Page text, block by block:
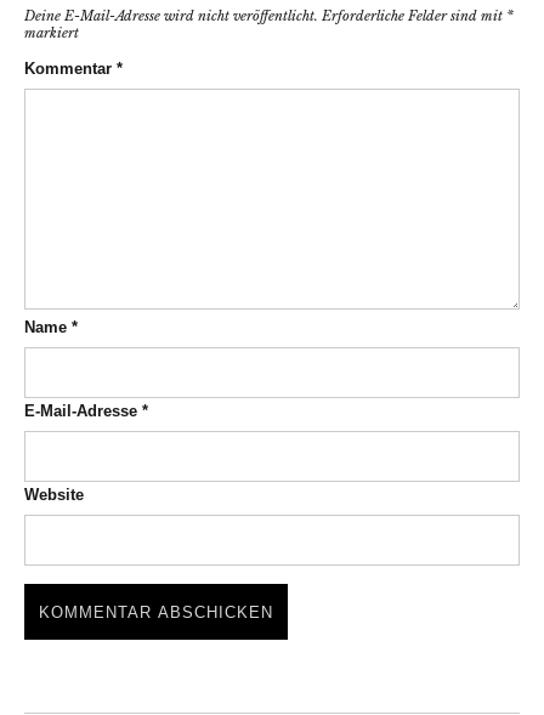
Deine E-Mail-Adresse wird nicht veröffentlicht. Erforderliche Felder sind mit *
markiert
Kommentar *
Name *
E-Mail-Adresse *
Website